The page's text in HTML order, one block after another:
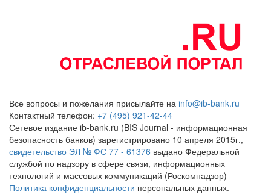
Все вопросы и пожелания присылайте на info@ib-bank.ru
Контактный телефон: +7 (495) 921-42-44
Сетевое издание ib-bank.ru (BIS Journal - информационная
безопасность банков) зарегистрировано 10 апреля 2015г.,
свидетельство ЭЛ № ФС 77 - 61376 выдано Федеральной
службой по надзору в сфере связи, информационных
технологий и массовых коммуникаций (Роскомнадзор)
Политика конфиденциальности персональных данных.